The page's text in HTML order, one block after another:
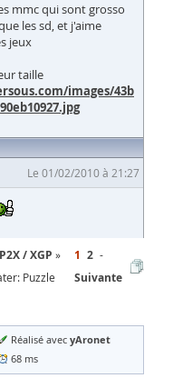
mmc qui sont grosso
les sd, et j'aime
jeux
taille
images/43b
Le 01/02/2010 à 21:27
/ XGP
Puzzle
1 2
Suivante
Réalisé avecyAronet
68 ms